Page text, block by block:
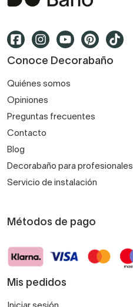
Conoce Decorabaño
Quiénes somos
Opiniones
Preguntas frecuentes
Contacto
Blog
Decorabaño para profesionales
Servicio de instalación
Métodos de pago
Mis pedidos